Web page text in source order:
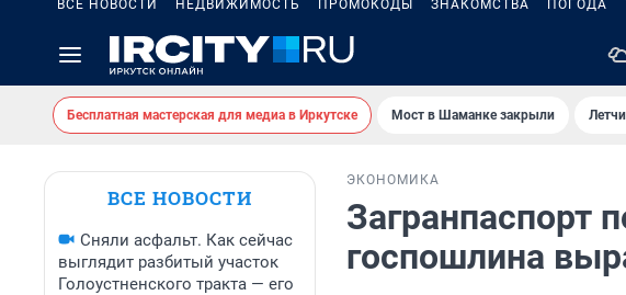
ВСЕ НОВОСТИ НЕДВИЖИМОСТЬ ПРОМОКОДЫ ЗНАКОМСТВА ПОГОДА
Бесплатная мастерская для медиа в Иркутске Мост в Шаманке закрыли
ВСЕ НОВОСТИ
Сняли асфальт. Как сейчас
выглядит разбитый участок
Голоустненского тракта — его
ЭКОНОМИКА
Загранпаспорт
госпошлина